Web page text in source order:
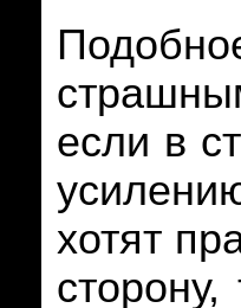
если в
хотят